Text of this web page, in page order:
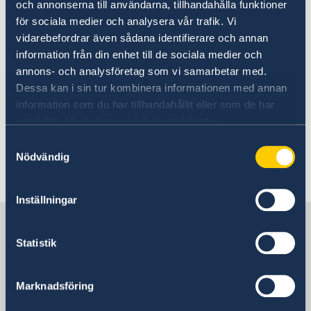
och annonserna till användarna, tillhandahålla funktioner
för sociala medier och analysera vår trafik. Vi
vidarebefordrar även sådana identifierare och annan
information från din enhet till de sociala medier och
annons- och analysföretag som vi samarbetar med.
Dessa kan i sin tur kombinera informationen med annan
information som du har tillhandahållit eller som de har
Nödvändig
Inställningar
Statistik
Marknadsföring
Vietnam News
.
På
Global Disaster Awareness and Coordination
Systems
hemsida kan du få vidare information om